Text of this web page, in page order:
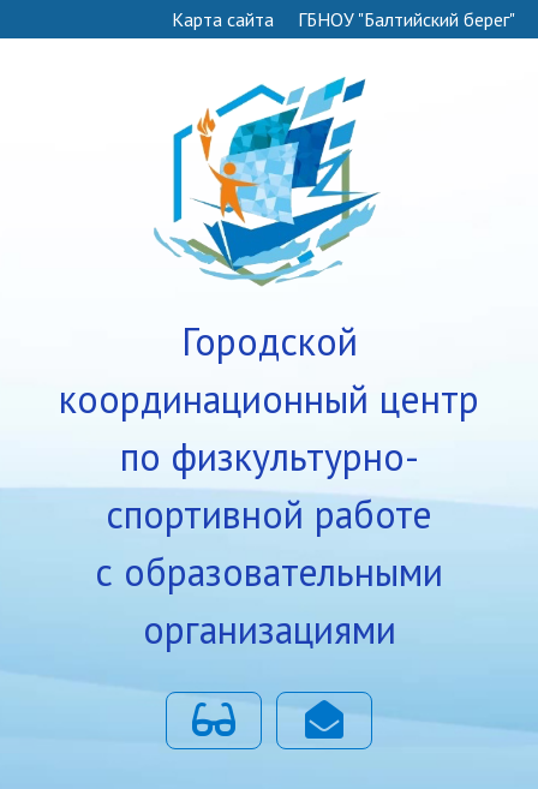
Карта сайта ГБНОУ "Балтийский берег"
Городской
координационный центр
по физкультурно-
спортивной работе
с образовательными
организациями
Для слабовидящих Почта